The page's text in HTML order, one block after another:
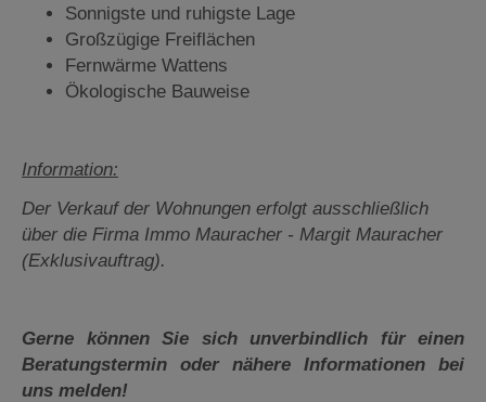
Sonnigste und ruhigste Lage
Großzügige Freiflächen
Fernwärme Wattens
Ökologische Bauweise
Information:
Der Verkauf der Wohnungen erfolgt ausschließlich
über die Firma Immo Mauracher - Margit Mauracher
(Exklusivauftrag).
Gerne können Sie sich unverbindlich für einen
Beratungstermin oder nähere Informationen bei
uns melden!